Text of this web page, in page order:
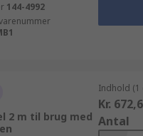
144-4992
2 m til brug med
Indhold (1
Kr.
Antal